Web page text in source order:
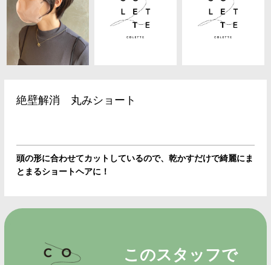
絶壁解消 丸みショート
頭の形に合わせてカットしているので、乾かすだけで綺麗にま
とまるショートヘアに！
このスタッフで